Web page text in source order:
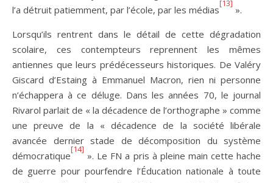
l’a détruit patiemment, par l’école, par les médias
[13]
».
Lorsqu’ils rentrent dans le détail de cette dégradation
scolaire, ces contempteurs reprennent les mêmes
antiennes que leurs prédécesseurs historiques. De Valéry
Giscard d’Estaing à Emmanuel Macron, rien ni personne
n’échappera à ce déluge. Dans les années 70, le journal
Rivarol parlait de « la décadence de l’orthographe » comme
une preuve de la « décadence de la société libérale
avancée dernier stade de décomposition du système
démocratique
[14]
». Le FN a pris à pleine main cette hache
de guerre pour pourfendre l’Éducation nationale à toute